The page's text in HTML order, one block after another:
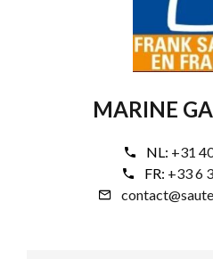
MARINE
NL: +31
FR: +33 6